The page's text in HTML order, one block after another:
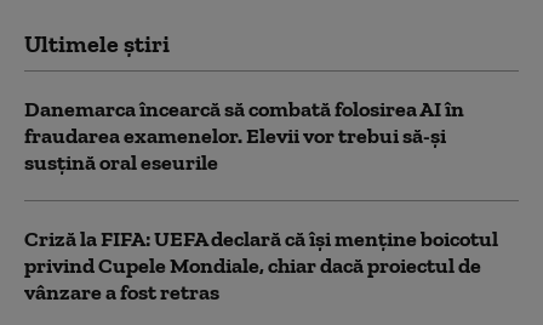
Ultimele știri
Danemarca încearcă să combată folosirea AI în
fraudarea examenelor. Elevii vor trebui să-şi
susţină oral eseurile
Criză la FIFA: UEFA declară că îşi menţine boicotul
privind Cupele Mondiale, chiar dacă proiectul de
vânzare a fost retras